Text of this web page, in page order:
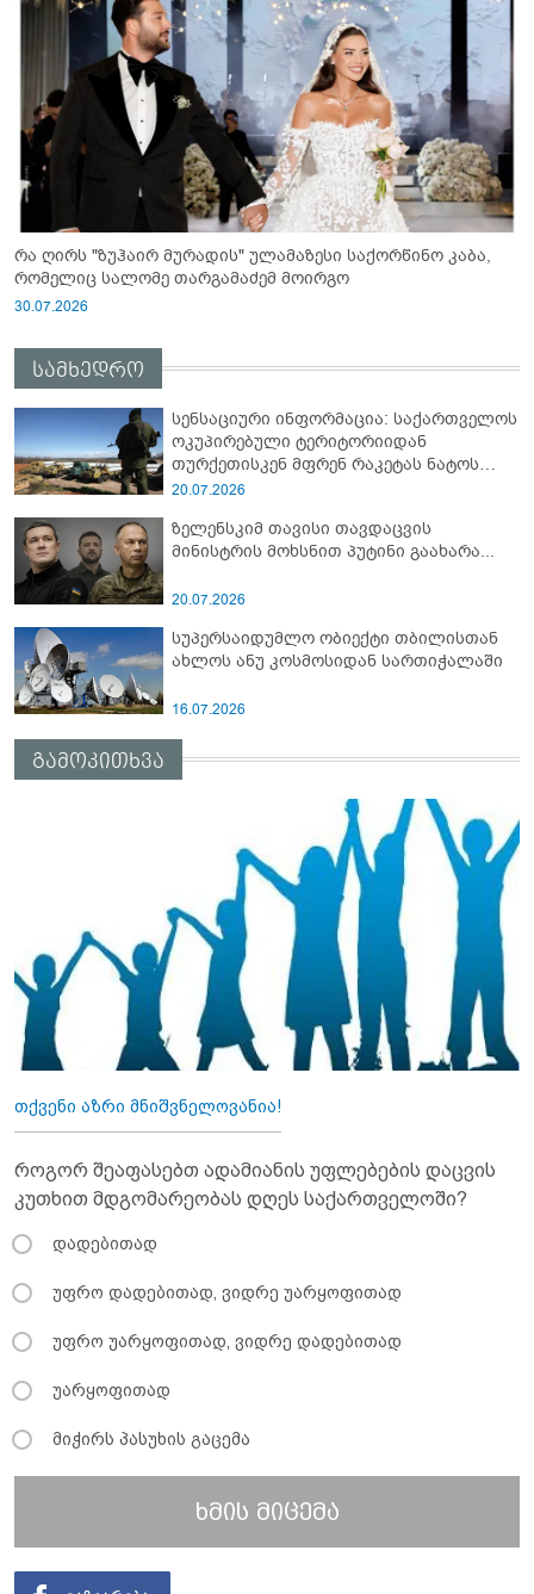
რა ღირს "ზუჰაირ მურადის" ულამაზესი საქორწინო კაბა,
რომელიც სალომე თარგამაძემ მოირგო
30.07.2026
სამხედრო
სენსაციური ინფორმაცია: საქართველოს
ოკუპირებული ტერიტორიიდან
თურქეთისკენ მფრენ რაკეტას ნატოს
სამიტი კინაღამ ჩაუშლია
20.07.2026
ზელენსკიმ თავისი თავდაცვის
მინისტრის მოხსნით პუტინი გაახარა...
20.07.2026
სუპერსაიდუმლო ობიექტი თბილისთან
ახლოს ანუ კოსმოსიდან სართიჭალაში
16.07.2026
გამოკითხვა
თქვენი აზრი მნიშვნელოვანია!
როგორ შეაფასებთ ადამიანის უფლებების დაცვის
კუთხით მდგომარეობას დღეს საქართველოში?
დადებითად
უფრო დადებითად, ვიდრე უარყოფითად
უფრო უარყოფითად, ვიდრე დადებითად
უარყოფითად
მიჭირს პასუხის გაცემა
ხმის მიცემა